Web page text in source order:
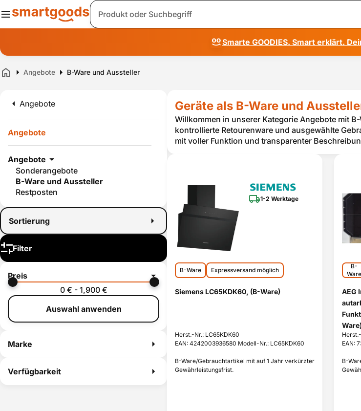
Suche
Smarte GOODIES. Smart erklärt.
Home Angebote B-Ware und Aussteller
Angebote
Angebote
Angebote
Sonderangebote
B-Ware und Aussteller
Restposten
Sortierung
Filter
Preis
0 € - 1,900 €
Auswahl anwenden
Marke
Verfügbarkeit
Geräte als B-Ware und
Willkommen in unserer Kategorie Angebote mit
kontrollierte Retourenware und ausgewählte
mit voller Funktion und transparenter
1-2 Werktage
B-Ware Expressversand möglich
Siemens LC65KDK60, (B-Ware)
Herst.-Nr.: LC65KDK60
EAN: 4242003936580 Modell-Nr.: LC65KDK60
B-Ware/Gebrauchtartikel mit auf 1 Jahr verkürzter
Gewährleistungsfrist.
B-
Ware
AEG
Ware)
EAN:
B-